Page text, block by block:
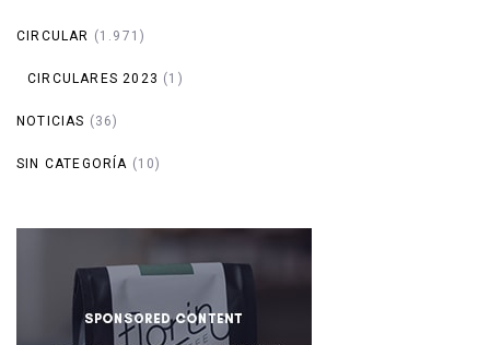
CIRCULAR (1.971)
CIRCULARES 2023 (1)
NOTICIAS (36)
SIN CATEGORÍA (10)